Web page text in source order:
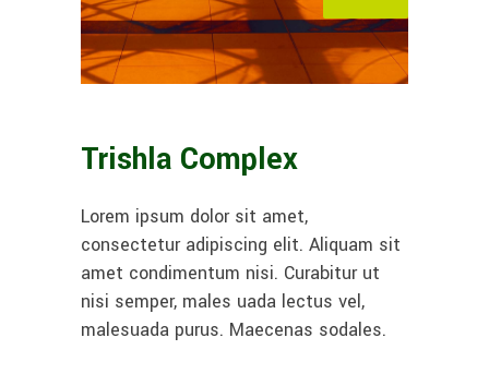
Trishla Complex
Lorem ipsum dolor sit amet,
consectetur adipiscing elit. Aliquam sit
amet condimentum nisi. Curabitur ut
nisi semper, males uada lectus vel,
malesuada purus. Maecenas sodales.